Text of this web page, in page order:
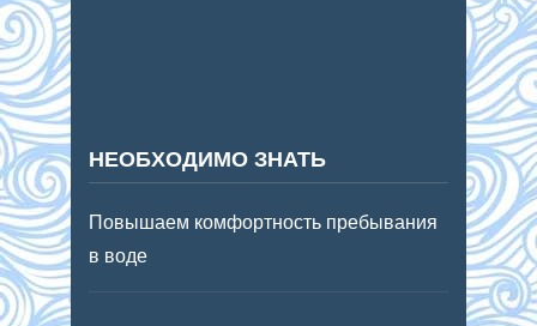
НЕОБХОДИМО ЗНАТЬ
Повышаем комфортность пребывания
в воде